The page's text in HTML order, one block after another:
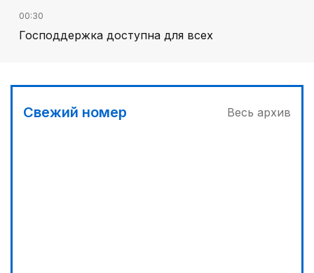
00:30
Господдержка доступна для всех
Продолжаются инспекционные поездки
Свежий номер Весь архив